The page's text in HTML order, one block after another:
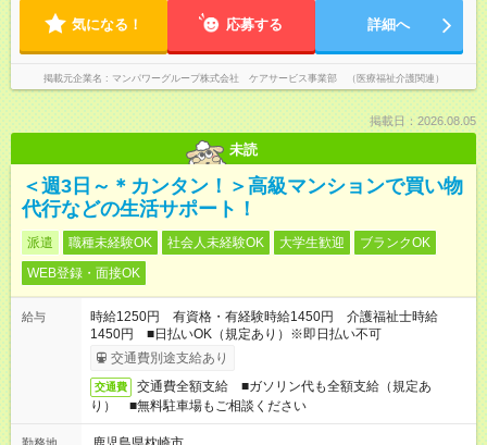
気になる！ 応募する 詳細へ
掲載元企業名 マンパワーグループ株式会社 ケアサービス事業部 （医療福祉介護関連）
掲載日：2026.08.05
未読
＜週3日～＊カンタン！＞高級マンションで買い物
代行などの生活サポート！
派遣 職種未経験OK 社会人未経験OK 大学生歓迎
ブランクOK
WEB登録・面接OK
給与
時給1250円 有資格・有経験時給1450円 介護福祉士時給
1450円 ■日払いOK（規定あり）※即日払い不可
交通費別途支給あり
交通費
交通費全額支給 ■ガソリン代も全額支給（規定あ
り） ■無料駐車場もご相談ください